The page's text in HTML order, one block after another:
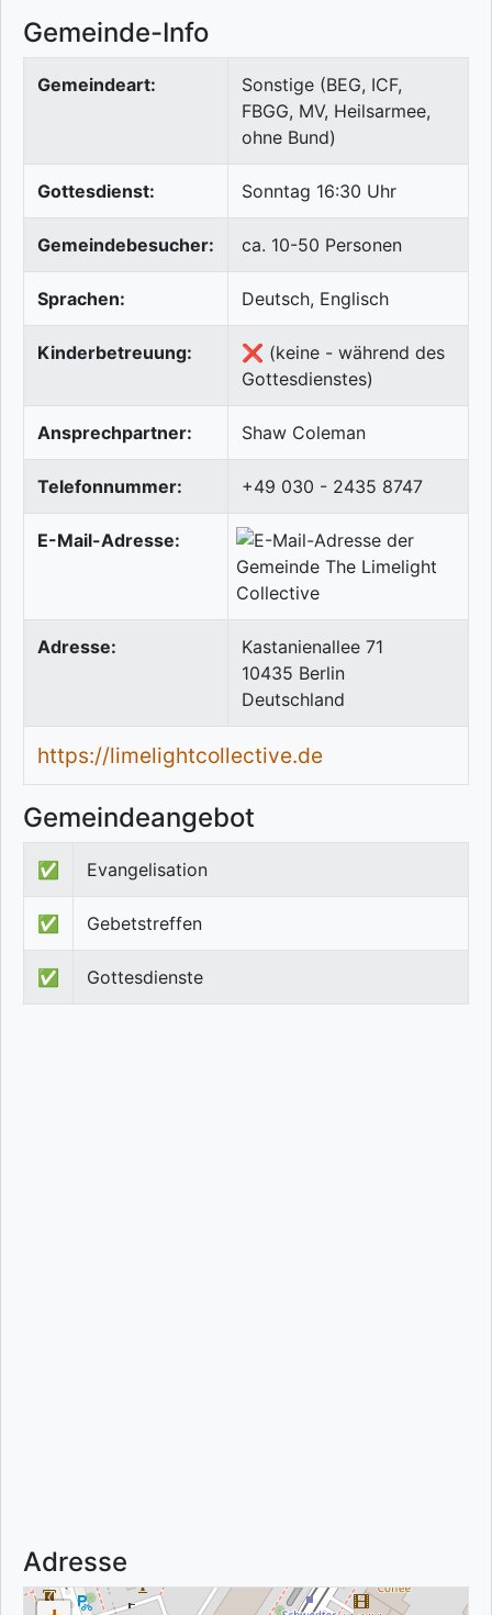
Gemeinde-Info
Gemeindeart:
Sonstige (BEG, ICF,
FBGG, MV, Heilsarmee,
ohne Bund)
Gottesdienst: Sonntag 16:30 Uhr
Gemeindebesucher: ca. 10-50 Personen
Sprachen: Deutsch, Englisch
Kinderbetreuung:
❌ (keine - während des
Gottesdienstes)
Ansprechpartner: Shaw Coleman
Telefonnummer: +49 030 - 2435 8747
E-Mail-Adresse:
Adresse:
Kastanienallee 71
10435 Berlin
Deutschland
https://limelightcollective.de
Gemeindeangebot
✅ Evangelisation
✅ Gebetstreffen
✅ Gottesdienste
Adresse